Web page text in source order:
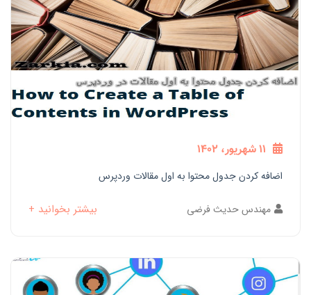
11 شهریور، 1402
اضافه کردن جدول محتوا به اول مقالات وردپرس
مهندس حدیث فرضی بیشتر بخوانید +